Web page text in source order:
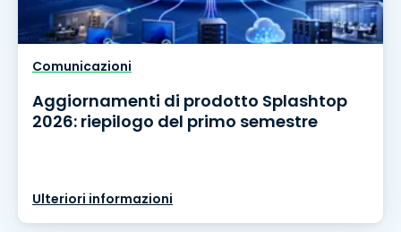
Comunicazioni
Aggiornamenti di prodotto Splashtop
2026: riepilogo del primo semestre
Ulteriori informazioni